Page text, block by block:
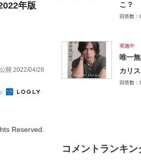
年版
公開 2022/04/28
Reserved.
こ？
回答数：
実施中
唯一
カリ
回答数：
コメントランキン